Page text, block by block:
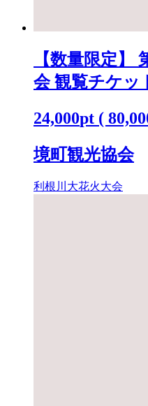
【数量限定】
会 観覧チケッ
24,000pt (
境町観光協会
利根川大花火大会